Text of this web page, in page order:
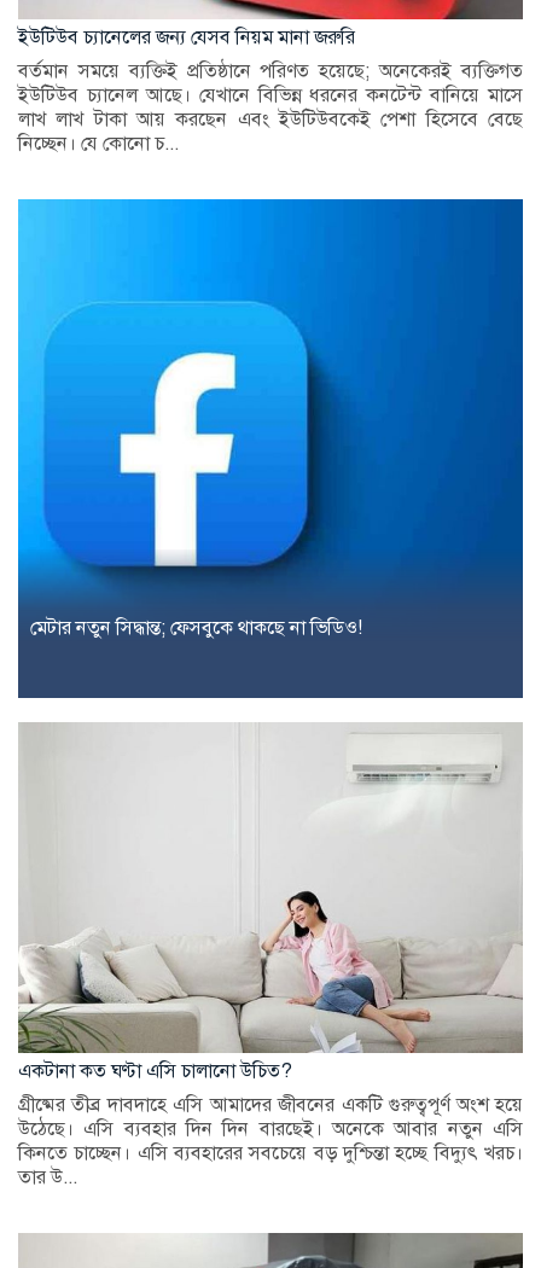
ইউটিউব চ্যানেলের জন্য যেসব নিয়ম মানা জরুরি
বর্তমান সময়ে ব্যক্তিই প্রতিষ্ঠানে পরিণত হয়েছে; অনেকেরই ব্যক্তিগত
ইউটিউব চ্যানেল আছে। যেখানে বিভিন্ন ধরনের কনটেন্ট বানিয়ে মাসে
লাখ লাখ টাকা আয় করছেন এবং ইউটিউবকেই পেশা হিসেবে বেছে
নিচ্ছেন। যে কোনো চ...
মেটার নতুন সিদ্ধান্ত; ফেসবুকে থাকছে না ভিডিও!
একটানা কত ঘণ্টা এসি চালানো উচিত?
গ্রীষ্মের তীব্র দাবদাহে এসি আমাদের জীবনের একটি গুরুত্বপূর্ণ অংশ হয়ে
উঠেছে। এসি ব্যবহার দিন দিন বারছেই। অনেকে আবার নতুন এসি
কিনতে চাচ্ছেন। এসি ব্যবহারের সবচেয়ে বড় দুশ্চিন্তা হচ্ছে বিদ্যুৎ খরচ।
তার উ...